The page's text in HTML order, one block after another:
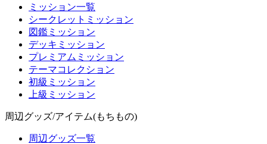
ミッション一覧
シークレットミッション
図鑑ミッション
デッキミッション
プレミアムミッション
テーマコレクション
初級ミッション
上級ミッション
周辺グッズ/アイテム(もちもの)
周辺グッズ一覧